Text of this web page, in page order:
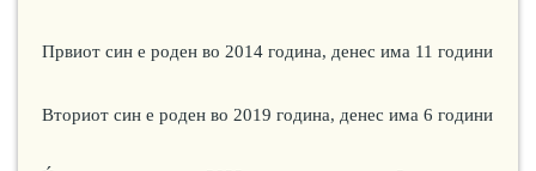
Првиот син е роден во 2014 година, денес има 11 години
Вториот син е роден во 2019 година, денес има 6 години